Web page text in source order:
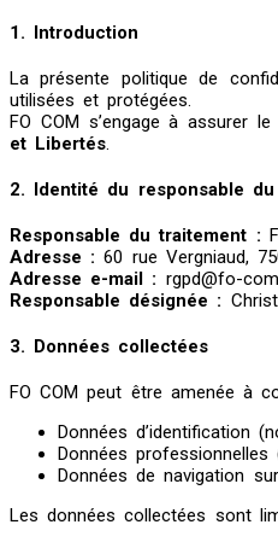
1. Introduction
La présente politique de
utilisées et protégées.
FO COM s’engage à assurer
et Libertés.
2. Identité du responsable
Responsable du traitement :
Adresse : 60 rue Vergniaud,
Adresse e-mail : rgpd@fo-
Responsable désignée :
3. Données collectées
FO COM peut être amenée à
Données d’identification
Données
Données de navigation
Les données collectées sont